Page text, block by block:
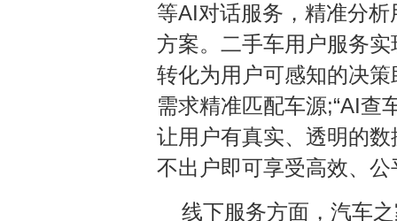
等AI对话服务，精准分
方案。二手车用户服务
转化为用户可感知的决
需求精准匹配车源;“AI查
让用户有真实、透明的
不出户即可享受高效、
线下服务方面，汽车